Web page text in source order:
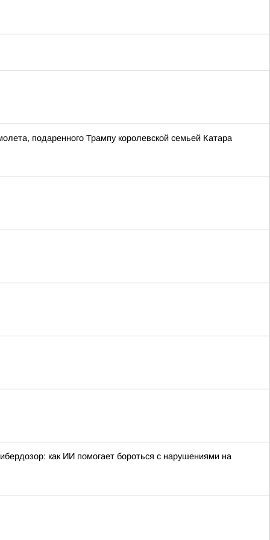
подаренного Трампу королевской семьей Катара
как ИИ помогает бороться с нарушениями на